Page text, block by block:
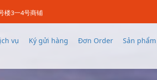
楼3一4号商铺
vụ Ký gửi hàng Đơn Order Sản phẩm